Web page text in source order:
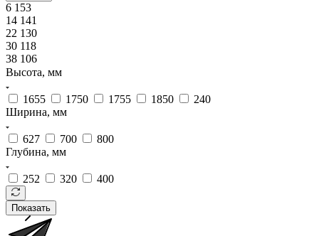
6 153
14 141
22 130
30 118
38 106
Высота, мм
1655 1750 1755 1850
240
Ширина, мм
627 700
800
Глубина, мм
252 320 400
Показать